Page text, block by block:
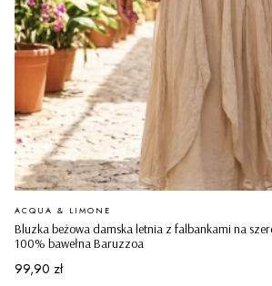
Bluzka beżowa damska letnia z falbankami na
100% bawełna Baruzzoa
PRODUCENT
ACQUA & LIMONE
Cena
99,90 zł